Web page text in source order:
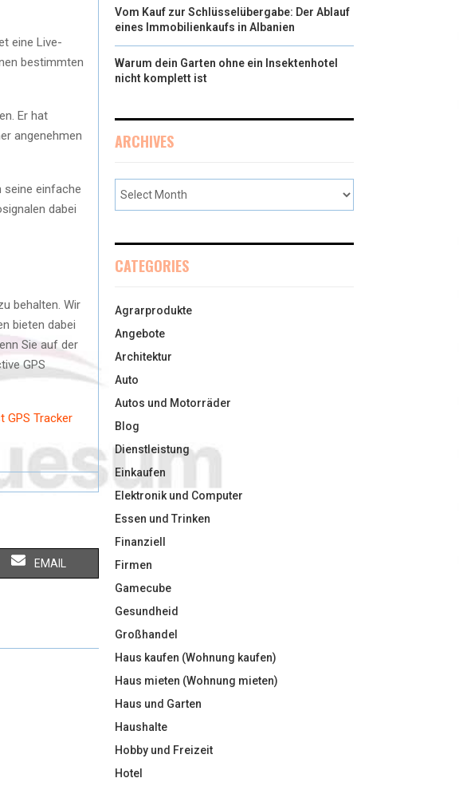
eine Live-
bestimmten
Er hat
angenehmen
seine einfache
dabei
behalten. Wir
bieten dabei
Sie auf der
GPS
GPS Tracker
EMAIL
Vom Kauf zur Schlüsselübergabe: Der Ablauf
eines Immobilienkaufs in Albanien
Warum dein Garten ohne ein Insektenhotel
nicht komplett ist
ARCHIVES
CATEGORIES
Agrarprodukte
Angebote
Architektur
Auto
Autos und Motorräder
Blog
Dienstleistung
Einkaufen
Elektronik und Computer
Essen und Trinken
Finanziell
Firmen
Gamecube
Gesundheid
Großhandel
Haus kaufen (Wohnung kaufen)
Haus mieten (Wohnung mieten)
Haus und Garten
Haushalte
Hobby und Freizeit
Hotel